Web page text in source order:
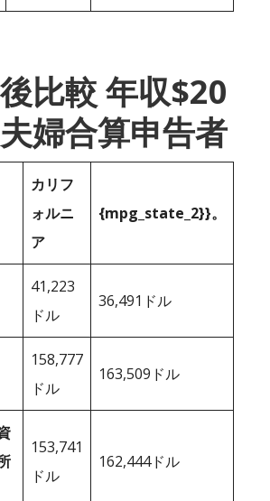
比較 年収$20
婦合算申告者
カリフ
ォルニ
ア
{mpg_state_2}}。
41,223
ドル
36,491ドル
158,777
ドル
163,509ドル
153,741
ドル
162,444ドル